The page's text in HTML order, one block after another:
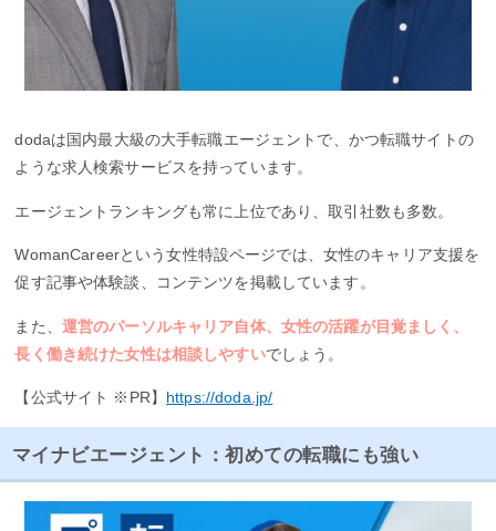
dodaは国内最大級の大手転職エージェントで、かつ転職サイトの
ような求人検索サービスを持っています。
エージェントランキングも常に上位であり、取引社数も多数。
WomanCareerという女性特設ページでは、女性のキャリア支援を
促す記事や体験談、コンテンツを掲載しています。
また、 運営のパーソルキャリア自体、女性の活躍が目覚ましく、
長く働き続けた女性は相談しやすいでしょう。
【公式サイト ※PR】 https://doda.jp/
マイナビエージェント：初めての転職にも強い